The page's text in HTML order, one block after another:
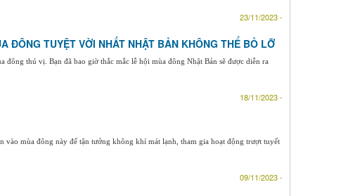
23/11/2023 -
ĐÔNG TUYỆT VỜI NHẤT NHẬT BẢN KHÔNG THỂ BỎ LỠ
thú vị. Bạn đã bao giờ thắc mắc lễ hội mùa đông Nhật Bản sẽ được diễn ra
18/11/2023 -
mùa đông này để tận tưởng không khí mát lạnh, tham gia hoạt động trượt tuyết
09/11/2023 -